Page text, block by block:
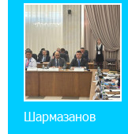
Ucom
Шармазанов